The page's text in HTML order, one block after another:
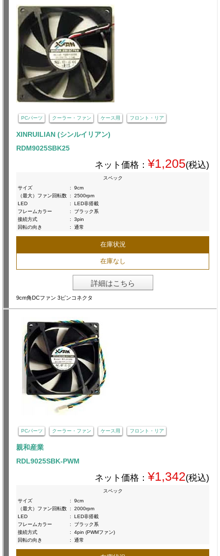
PCパーツ クーラー・ファン ケース用 フロント・リア
XINRUILIAN (シンルイリアン)
RDM9025SBK25
ネット価格： ¥1,205(税込)
スペック
サイズ
:
9cm
（最大）ファン回転数 :
2500rpm
LED
:
LED非搭載
フレームカラー
:
ブラック系
接続方式
:
3pin
回転の向き
: 通常
在庫状況
在庫なし
詳細はこちら
9cm角DCファン 3ピンコネクタ
PCパーツ クーラー・ファン ケース用 フロント・リア
親和産業
RDL9025SBK-PWM
ネット価格： ¥1,342(税込)
スペック
サイズ
:
9cm
（最大）ファン回転数 :
2000rpm
LED
:
LED非搭載
フレームカラー
:
ブラック系
接続方式
:
4pin (PWMファン)
回転の向き
: 通常